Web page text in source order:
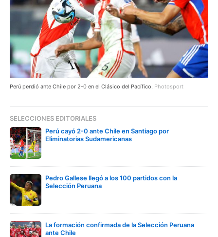
Perú perdió ante Chile por 2-0 en el Clásico del Pacífico. Photosport
SELECCIONES EDITORIALES
Perú cayó 2-0 ante Chile en Santiago por
Eliminatorias Sudamericanas
Pedro Gallese llegó a los 100 partidos con la
Selección Peruana
La formación confirmada de la Selección Peruana
ante Chile